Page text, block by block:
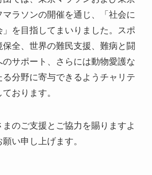
マラソンの開催を通じ、「社会に
を目指してまいりました。スポ
全、世界の難⺠支援、難病と闘
のサポート、さらには動物愛護な
る分野に寄与できるようチャリテ
おります。
のご支援とご協力を賜りますよ
い申し上げます。